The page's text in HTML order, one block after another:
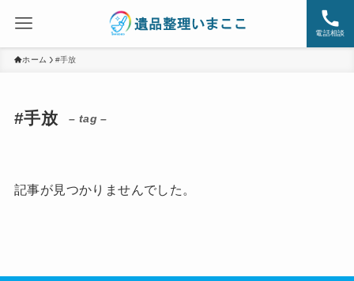
電話相談
ホーム #手放
#手放 – tag –
記事が見つかりませんでした。